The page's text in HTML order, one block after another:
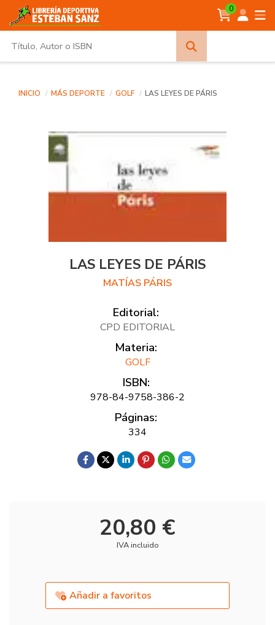
0
INICIO MÁS DEPORTE GOLF LAS LEYES DE PÁRIS
LAS LEYES DE PÁRIS
MATÍAS PÁRIS
Editorial:
CPD EDITORIAL
Materia:
GOLF
ISBN:
978-84-9758-386-2
Páginas:
334
20,80 €
IVA incluido
Añadir a favoritos